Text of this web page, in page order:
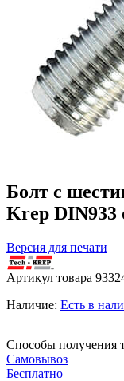
Болт с
Krep
Версия для печати
Артикул товара
Наличие: Есть в
Способы получения
Самовывоз
Бесплатно